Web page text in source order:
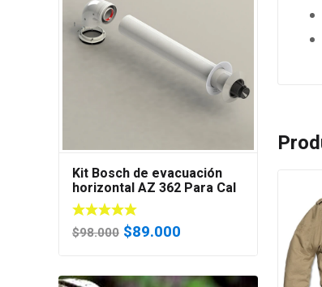
Kit Bosch de evacuación
horizontal AZ 362 Para Cal
18C 24C 28C 35C
$98.000 El
original
$89.000
actual